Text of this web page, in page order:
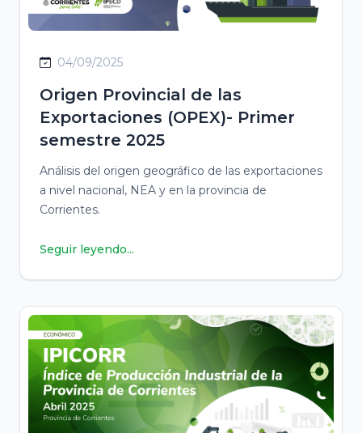
04/09/2025
Origen Provincial de las
Exportaciones (OPEX)- Primer
semestre 2025
Análisis del origen geográfico de las exportaciones
a nivel nacional, NEA y en la provincia de
Corrientes.
Seguir leyendo...